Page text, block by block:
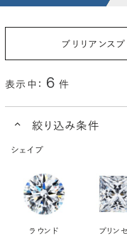
ブリリアンス
表示中： 6 件
絞り込み条件
シェイプ
ラウンド プリン